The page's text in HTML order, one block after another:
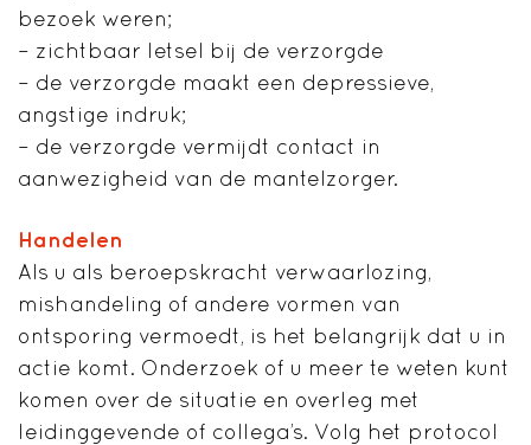
bezoek weren;
– zichtbaar letsel bij de verzorgde
– de verzorgde maakt een depressieve,
angstige indruk;
– de verzorgde vermijdt contact in
aanwezigheid van de mantelzorger.
Handelen
Als u als beroepskracht verwaarlozing,
mishandeling of andere vormen van
ontsporing vermoedt, is het belangrijk dat u in
actie komt. Onderzoek of u meer te weten kunt
komen over de situatie en overleg met
leidinggevende of collega’s. Volg het protocol